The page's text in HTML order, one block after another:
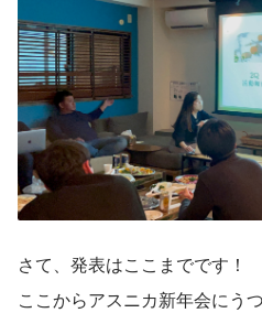
さて、発表はここまでです！
ここからアスニカ新年会にうつ